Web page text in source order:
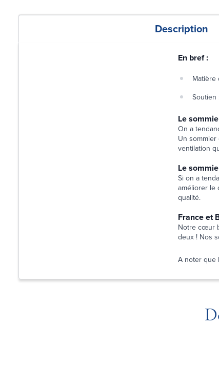
Description
En bref :
Matière
Soutien
Le
On a
Un
ventilation
Le
Si on a
améliorer le
qualité.
France et
Notre cœur
deux ! Nos
A noter que